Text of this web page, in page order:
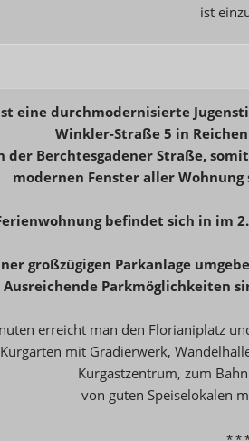
ist
eine durchmodernisierte
Winkler-Straße 5 in
der Berchtesgadener Straße,
modernen Fenster aller
befindet sich in im
großzügigen Parkanlage
Ausreichende Parkmöglichkeiten
erreicht man den Florianiplatz
mit Gradierwerk,
Kurgastzentrum, zum
von guten Speiselokalen